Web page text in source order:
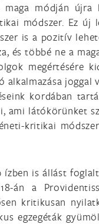
módján újra
módszer. Ez új
is a pozitív
és többé ne a
megértésére
kordában
látókörünket
kritikai
is állást
án a
kritikusan
egzegéták